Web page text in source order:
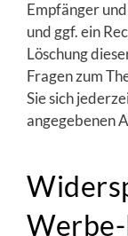
Empfänger
und ggf. ein
Löschung
Fragen zum
Sie sich
angegebenen